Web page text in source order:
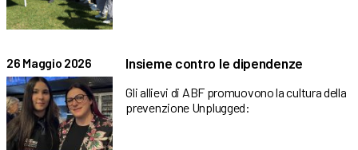
26 Maggio 2026 Insieme contro le dipendenze
Gli allievi di ABF promuovono la cultura della
prevenzione Unplugged: